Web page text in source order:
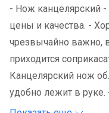
- Нож канцелярский
цены и качества. - Хорошее качество канцтоваров
чрезвычайно важно,
приходится
Канцелярский нож
удобно лежит в руке. - Лезвие инструмента
изготовлено из